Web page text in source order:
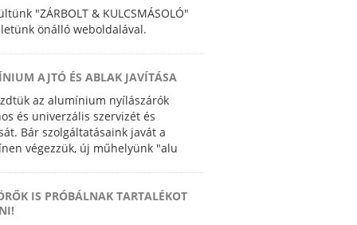
"ZÁRBOLT & KULCSMÁSOLÓ"
önálló weboldalával.
AJTÓ ÉS ABLAK JAVÍTÁSA
az alumínium nyílászárók
és univerzális szervizét és
Bár szolgáltatásaink javát a
végezzük, új műhelyünk "alu
IS PRÓBÁLNAK TARTALÉKOT